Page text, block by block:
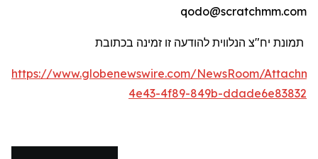
qodo@scratchmm.com
https://www.globenewswire.com/NewsRoom/
4e43-4f89-849b-ddade6e83832